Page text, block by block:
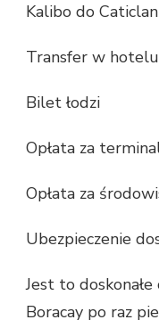
Kalibo do
Transfer w
Bilet łodzi
Opłata za
Opłata za
Ubezpieczenie
Jest to
Boracay po raz